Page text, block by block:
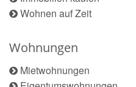
Wohnen auf Zeit
Wohnungen
Mietwohnungen